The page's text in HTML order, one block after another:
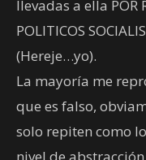
llevadas a ella POR
POLITICOS
(Hereje…yo).
La mayoría me
que es falso,
solo repiten como